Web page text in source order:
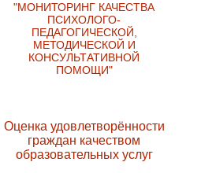
"МОНИТОРИНГ КАЧЕСТВА
ПСИХОЛОГО-
ПЕДАГОГИЧЕСКОЙ,
МЕТОДИЧЕСКОЙ И
КОНСУЛЬТАТИВНОЙ
ПОМОЩИ"
Оценка удовлетворённости
граждан качеством
образовательных услуг